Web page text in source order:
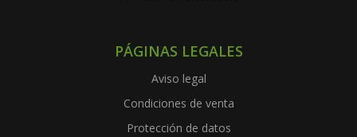
PÁGINAS LEGALES
Aviso legal
Condiciones de venta
Protección de datos